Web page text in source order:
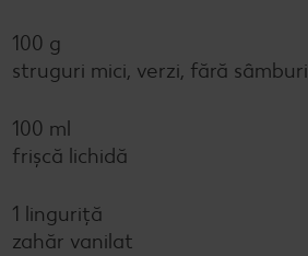
100 g
struguri mici, verzi, fără sâmburi
100 ml
frişcă lichidă
1 linguriță
zahăr vanilat